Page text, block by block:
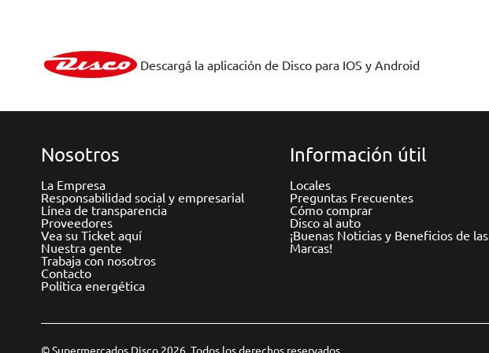
Descargá la aplicación de Disco para IOS y Android
Nosotros
La Empresa
Responsabilidad social y empresarial
Línea de transparencia
Proveedores
Vea su Ticket aquí
Nuestra gente
Trabaja con nosotros
Contacto
Política energética
Información útil
Locales
Preguntas Frecuentes
Cómo comprar
Disco al auto
¡Buenas Noticias y Beneficios de las
Marcas!
© Supermercados Disco 2026. Todos los derechos reservados